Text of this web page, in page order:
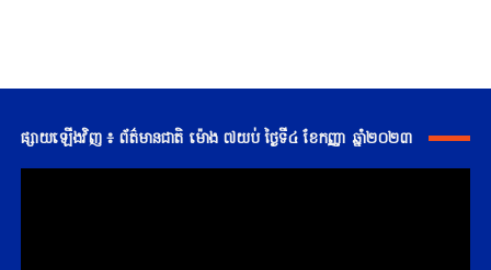
ផ្សាយឡើងវិញ ៖ ព័ត៌មានជាតិ ម៉ោង ៧យប់ ថ្ងៃទី៤ ខែកញ្ញា ឆ្នាំ២០២៣